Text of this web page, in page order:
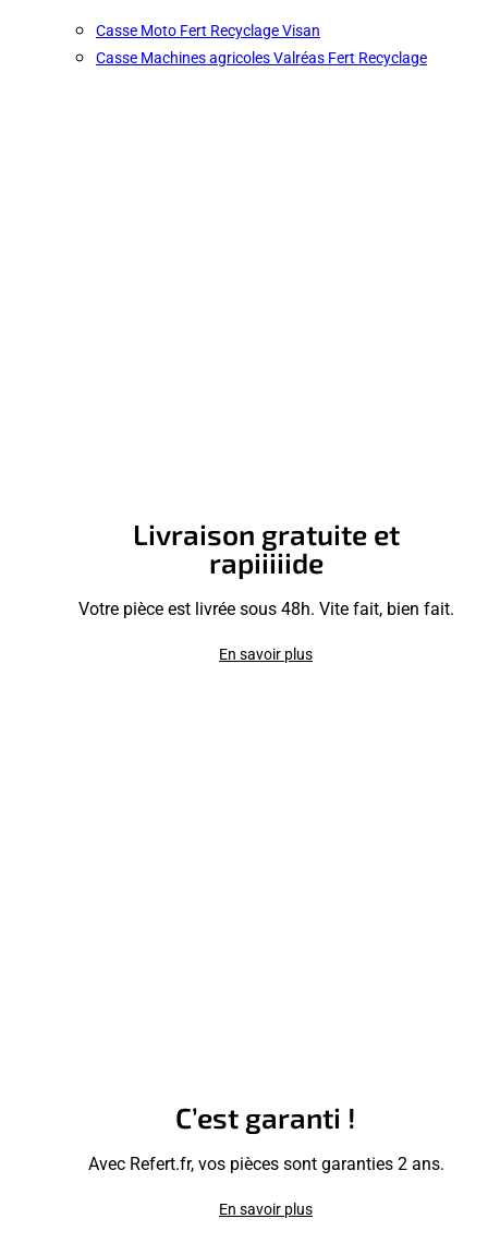
Casse Moto Fert Recyclage Visan
Casse Machines agricoles Valréas Fert Recyclage
Livraison gratuite et
rapiiiiide
Votre pièce est livrée sous 48h. Vite fait, bien fait.
En savoir plus
C’est garanti !
Avec Refert.fr, vos pièces sont garanties 2 ans.
En savoir plus